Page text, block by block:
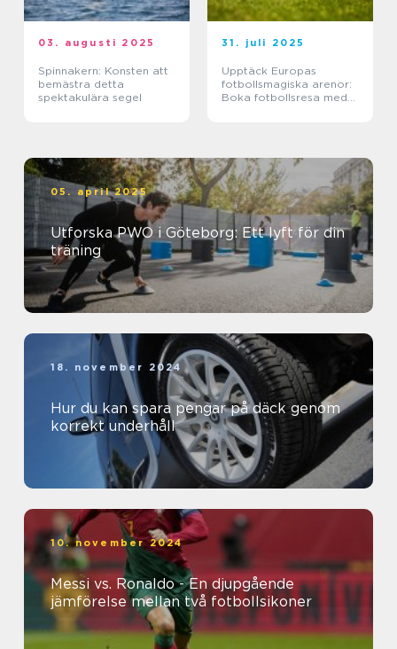
03. augusti 2025
Spinnakern: Konsten att
bemästra detta
spektakulära segel
31. juli 2025
Upptäck Europas
fotbollsmagiska arenor:
Boka fotbollsresa med
05. april 2025
Utforska PWO i Göteborg: Ett lyft för din
träning
18. november 2024
Hur du kan spara pengar på däck genom
korrekt underhåll
10. november 2024
Messi vs. Ronaldo - En djupgående
jämförelse mellan två fotbollsikoner